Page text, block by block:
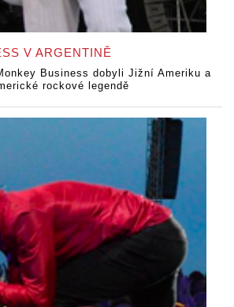
V ARGENTINĚ
Business dobyli Jižní Ameriku a
rockové legendě